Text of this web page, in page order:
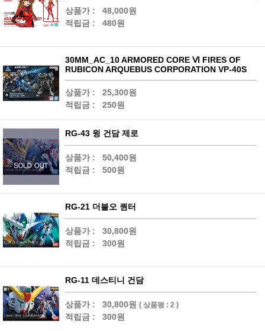
상품가 :
48,000원
적립금 :
480원
30MM_AC_10 ARMORED CORE Ⅵ FIRES OF
RUBICON ARQUEBUS CORPORATION VP-40S
상품가 :
25,300원
적립금 :
250원
RG-43 윙 건담 제로
상품가 :
50,400원
적립금 :
500원
RG-21 더블오 퀀터
상품가 :
30,800원
적립금 :
300원
RG-11 데스티니 건담
상품가 : 30,800원 ( 상품평 : 2 )
적립금 : 300원